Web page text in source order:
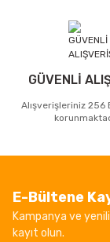
GÜVENLİ
Alışverişleriniz 256
E-Bültene
Kampanya ve
kayıt olun.